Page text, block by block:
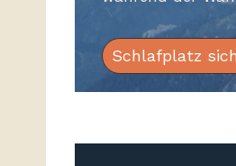
Schlafplatz